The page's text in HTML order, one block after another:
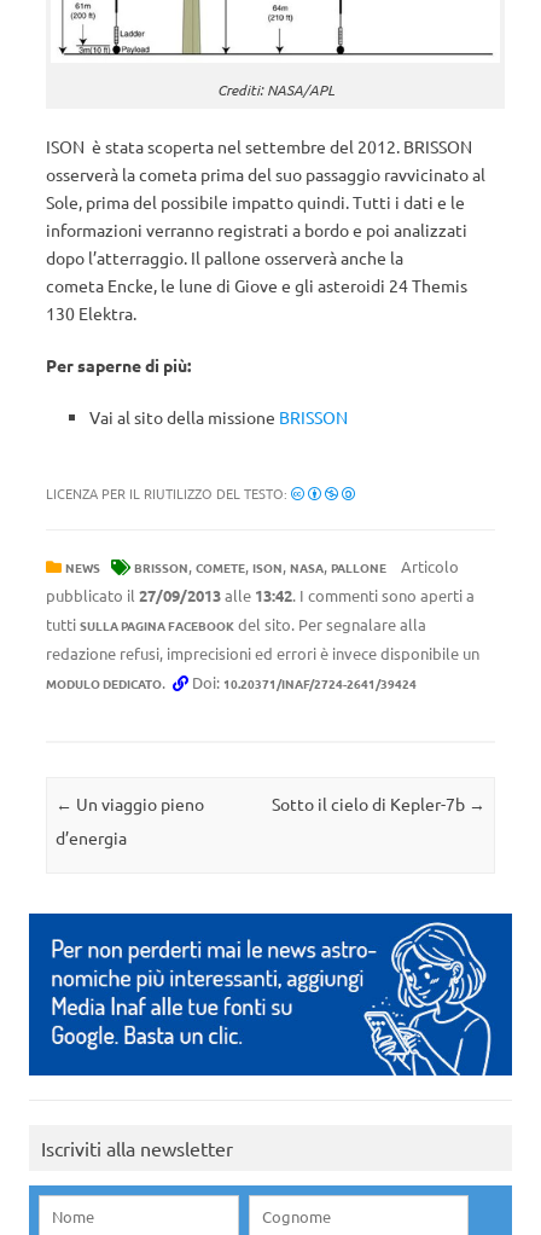
Crediti: NASA/APL
ISON è stata scoperta nel settembre del 2012. BRISSON
osserverà la cometa prima del suo passaggio ravvicinato al
Sole, prima del possibile impatto quindi. Tutti i dati e le
informazioni verranno registrati a bordo e poi analizzati
dopo l’atterraggio. Il pallone osserverà anche la
cometa Encke, le lune di Giove e gli asteroidi 24 Themis
130 Elektra.
Per saperne di più:
Vai al sito della missione BRISSON
LICENZA PER IL RIUTILIZZO DEL TESTO:
NEWS BRISSON, COMETE, ISON, NASA, PALLONE
Articolo
pubblicato il 27/09/2013alle 13:42. I commenti sono aperti a
tutti SULLA PAGINA FACEBOOK del sito. Per segnalare alla
redazione refusi, imprecisioni ed errori è invece disponibile un
MODULO DEDICATO. Doi: 10.20371/INAF/2724-2641/39424
Navigazione articolo
← Un viaggio pieno
d’energia
Sotto il cielo di Kepler-7b →
Iscriviti alla newsletter